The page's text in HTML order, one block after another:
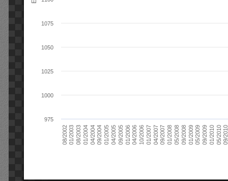
08/200201/200308/200301/200404/200409/200401/200504/200509/200501/200604/200610/200601/200704/200709/200701/200805/200809/200801/200905/200909/200901/201005/201009/
975
1000
1025
1050
1075